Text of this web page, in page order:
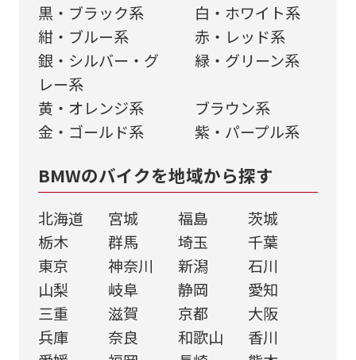
黒・ブラック系
⽩・ホワイト系
紺・ブルー系
⾚・レッド系
銀・シルバー・グ
レー系
緑・グリーン系
黄・オレンジ系
ブラウン系
金・ゴールド系
紫・パープル系
BMWのバイクを地域から探す
北海道 宮城 福島
茨城
栃木
群馬 埼玉
千葉
東京
神奈川 新潟
石川
山梨
岐阜 静岡
愛知
三重
滋賀 京都
大阪
兵庫
奈良 和歌山
香川